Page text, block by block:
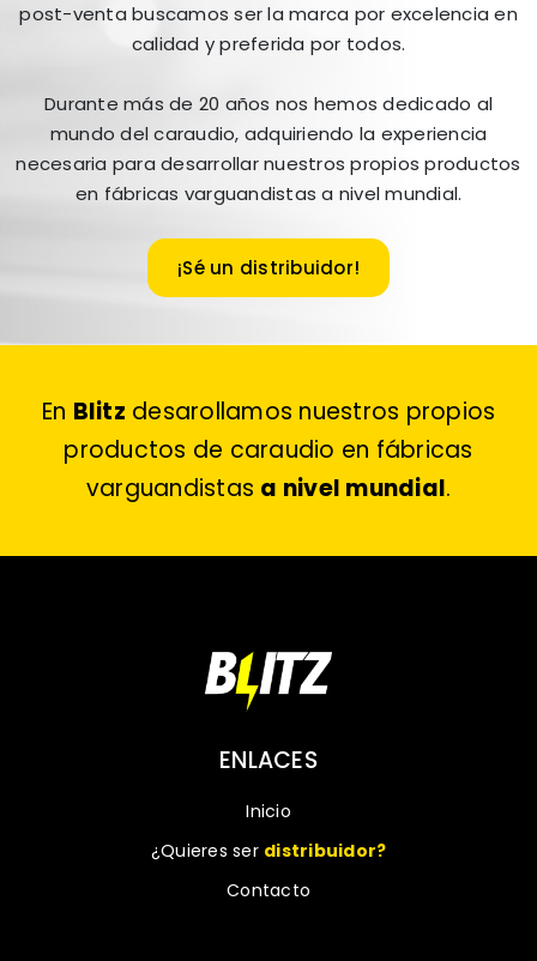
post-venta buscamos ser la marca por excelencia en
calidad y preferida por todos.
Durante más de 20 años nos hemos dedicado al
mundo del caraudio, adquiriendo la experiencia
necesaria para desarrollar nuestros propios productos
en fábricas varguandistas a nivel mundial.
¡Sé un distribuidor!
En Blitz desarollamos nuestros propios
productos de caraudio en fábricas
varguandistas a nivel mundial.
ENLACES
Inicio
¿Quieres ser distribuidor?
Contacto